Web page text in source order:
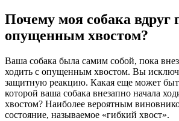
Почему моя собака вдруг
опущенным хвостом?
Ваша собака была самим собой, пока
ходить с опущенным хвостом. Вы
защитную реакцию. Какая еще может
которой ваша собака внезапно начала
хвостом? Наиболее вероятным
состояние, называемое «гибкий хвост».